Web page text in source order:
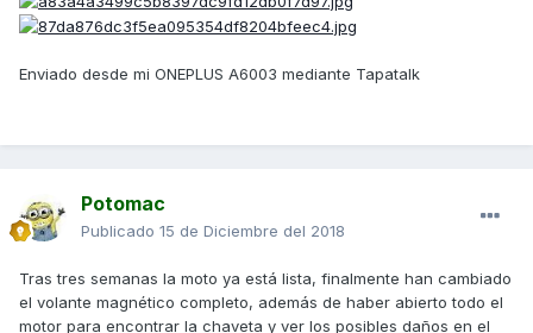
Enviado desde mi ONEPLUS A6003 mediante Tapatalk
Potomac
Publicado 15 de Diciembre del 2018
Tras tres semanas la moto ya está lista, finalmente han cambiado
el volante magnético completo, además de haber abierto todo el
motor para encontrar la chaveta y ver los posibles daños en el